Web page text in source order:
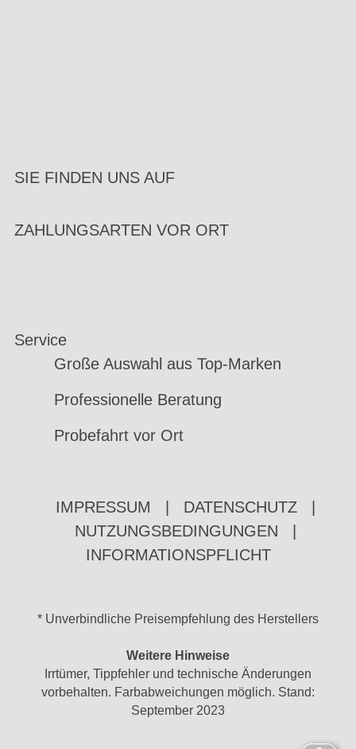
SIE FINDEN UNS AUF
ZAHLUNGSARTEN VOR ORT
Service
Große Auswahl aus Top-Marken
Professionelle Beratung
Probefahrt vor Ort
IMPRESSUM DATENSCHUTZ
NUTZUNGSBEDINGUNGEN
INFORMATIONSPFLICHT
* Unverbindliche Preisempfehlung des Herstellers
Weitere Hinweise
Irrtümer, Tippfehler und technische Änderungen
vorbehalten. Farbabweichungen möglich. Stand:
September 2023